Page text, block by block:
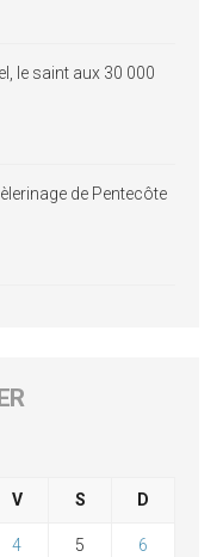
le saint aux 30 000
de Pentecôte
V S D
4 5 6